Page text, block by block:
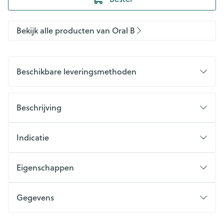
Bekijk alle producten van Oral B
Beschikbare leveringsmethoden
Beschrijving
Indicatie
Eigenschappen
Gegevens